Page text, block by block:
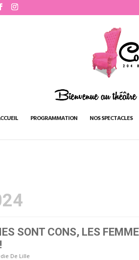
PROGRAMMATION NOS SPECTACLES
SONT CONS, LES
De Lille